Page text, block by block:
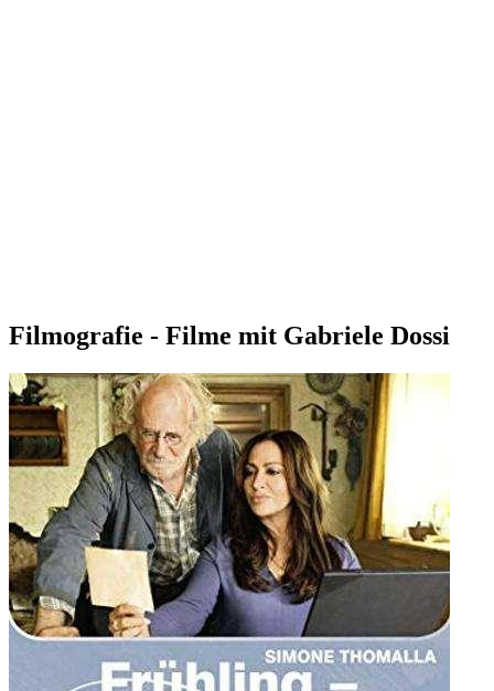
Filmografie - Filme mit Gabriele Dossi